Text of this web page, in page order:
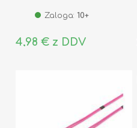
Zaloga: 10+
4,98 € z DDV